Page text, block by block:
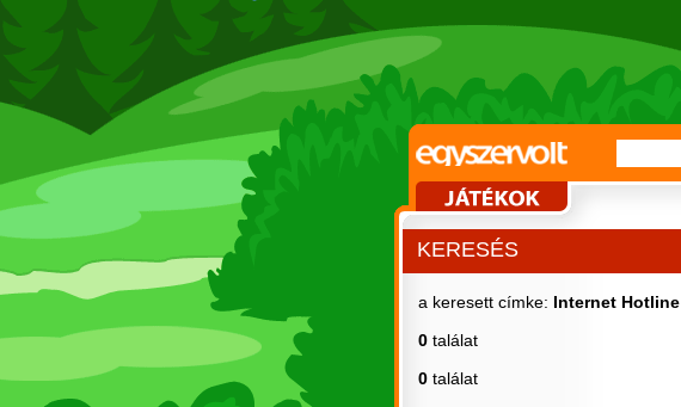
KERESÉS
a keresett címke: Internet Hotline
0 találat
0 találat